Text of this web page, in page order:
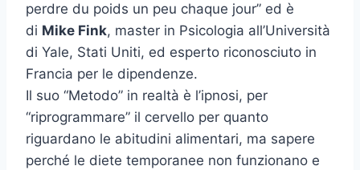
perdre du poids un peu chaque jour” ed è
di Mike Fink, master in Psicologia all’Università
di Yale, Stati Uniti, ed esperto riconosciuto in
Francia per le dipendenze.
Il suo “Metodo” in realtà è l’ipnosi, per
“riprogrammare” il cervello per quanto
riguardano le abitudini alimentari, ma sapere
perché le diete temporanee non funzionano e